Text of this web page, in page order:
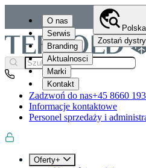
O nas
Serwis
Branding
Aktualnosci
Marki
Kontakt
Zostań
Zadzwoń do nas+45 8660
Informacje kontaktowe
Personel sprzedaży i
Oferty+